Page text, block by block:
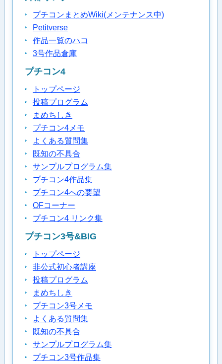
プチコンまとめWiki(メンテナンス中)
Petitverse
作品一覧のハコ
3号作品倉庫
プチコン4
トップページ
投稿プログラム
まめちしき
プチコン4メモ
よくある質問集
既知の不具合
サンプルプログラム集
プチコン4作品集
プチコン4への要望
OFコーナー
プチコン4 リンク集
プチコン3号&BIG
トップページ
非公式初心者講座
投稿プログラム
まめちしき
プチコン3号メモ
よくある質問集
既知の不具合
サンプルプログラム集
プチコン3号作品集